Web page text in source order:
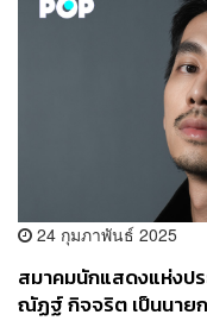
24 กุมภาพันธ์ 2025
สมาคมนักแสดงแห่งป
ณัฏฐ์ กิจจริต เป็นนาย